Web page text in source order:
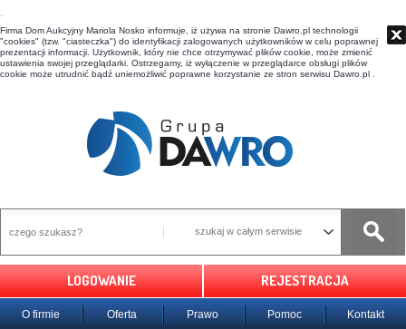
t
Firma Dom Aukcyjny Mariola Nosko informuje, iż używa na stronie Dawro.pl technologii
"cookies" (tzw. "ciasteczka") do identyfikacji zalogowanych użytkowników w celu poprawnej
prezentacji informacji. Użytkownik, który nie chce otrzymywać plików cookie, może zmienić
ustawienia swojej przeglądarki. Ostrzegamy, iż wyłączenie w przeglądarce obsługi plików
cookie może utrudnić bądź uniemożliwić poprawne korzystanie ze stron serwisu Dawro.pl .
szukaj w całym serwisie
LOGOWANIE REJESTRACJA
O firmie Oferta Prawo Pomoc Kontakt